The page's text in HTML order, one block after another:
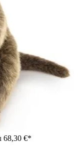
mit
an die Wange
68,30 €*